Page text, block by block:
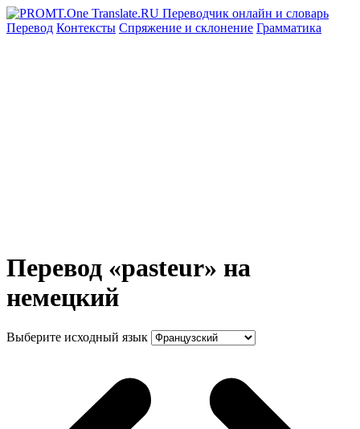
Перевод Контексты Спряжение и склонение Грамматика
Перевод «pasteur» на
немецкий
Выберите исходный язык